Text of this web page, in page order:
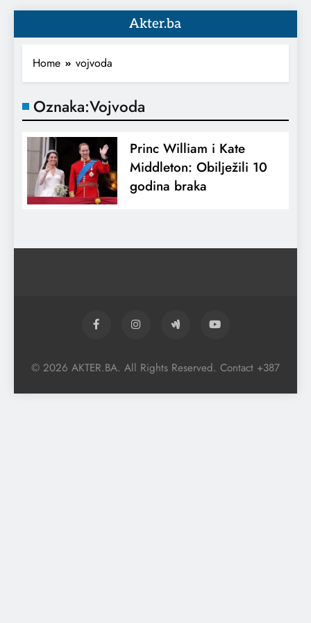
Akter.ba
Home vojvoda
Oznaka:Vojvoda
Princ William i Kate
Middleton: Obilježili 10
godina braka
© 2026 AKTER.BA. All Rights Reserved. Contact +387